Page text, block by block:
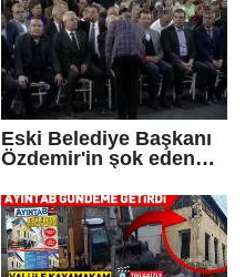
Eski Belediye Başkanı
Özdemir'in şok eden